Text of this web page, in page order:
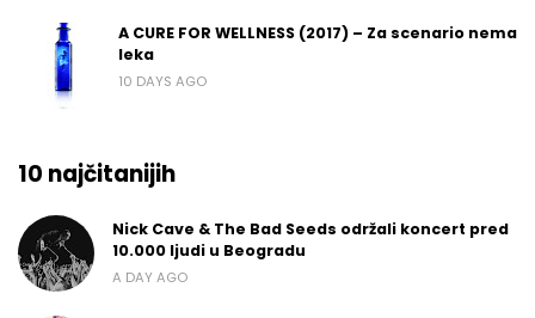
A CURE FOR WELLNESS (2017) – Za scenario nema
leka
10 DAYS AGO
10 najčitanijih
Nick Cave & The Bad Seeds održali koncert pred
10.000 ljudi u Beogradu
A DAY AGO